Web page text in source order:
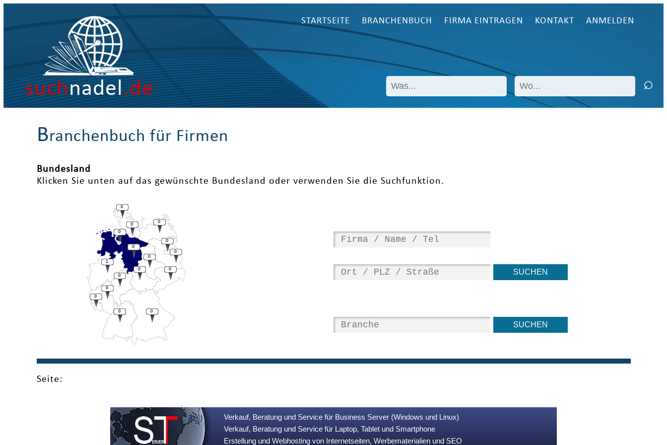
suchnadel.de
STARTSEITE BRANCHENBUCH FIRMA EINTRAGEN KONTAKT ANMELDEN
Branchenbuch für Firmen
Bundesland
Klicken Sie unten auf das gewünschte Bundesland oder verwenden Sie die Suchfunktion.
0
0
1
0
0
0
0
0
0
0
0
0
0
0
0
0
Seite:
Verkauf, Beratung und Service für Business Server (Windows und Linux)
Verkauf, Beratung und Service für Laptop, Tablet und Smartphone
Erstellung und Webhosting von Internetseiten, Werbematerialien und SEO